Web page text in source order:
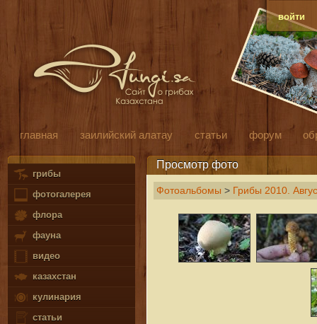
войти
главная заилийский алатау статьи форум
грибы
фотогалерея
флора
фауна
видео
казахстан
кулинария
статьи
Просмотр фото
Фотоальбомы > Грибы 2010.